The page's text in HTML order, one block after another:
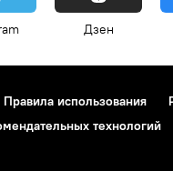
Дзен
Правила использования
технологий